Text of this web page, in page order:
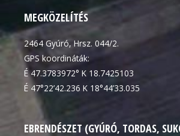
MEGKÖZELÍTÉS
2464 Gyúró, Hrsz. 044/2.
GPS koordináták:
É 47.3783972° K 18.7425103
É 47°22’42.236 K 18°44’33.035
EBRENDÉSZET (GYÚRÓ, TORDAS,